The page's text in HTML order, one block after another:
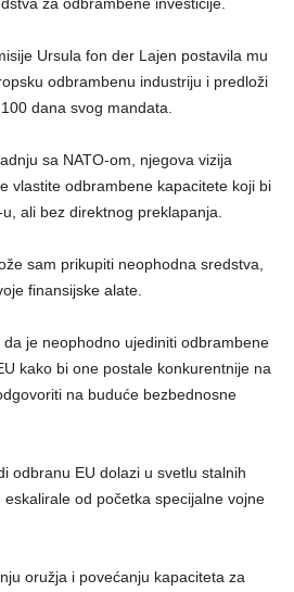
Ursula fon der Lajen postavila mu
odbrambenu industriju i predloži
dana svog mandata.
sa NATO-om, njegova vizija
vlastite odbrambene kapacitete koji bi
ali bez direktnog preklapanja.
sam prikupiti neophodna sredstva,
finansijske alate.
je neophodno ujediniti odbrambene
kako bi one postale konkurentnije na
na buduće bezbednosne
odbranu EU dolazi u svetlu stalnih
od početka specijalne vojne
oružja i povećanju kapaciteta za